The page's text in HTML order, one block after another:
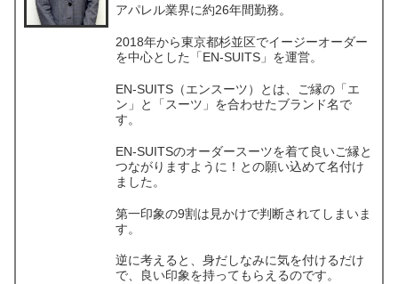
アパレル業界に約26年間勤務。
2018年から東京都杉並区でイージーオーダー
を中心とした「EN-SUITS」を運営。
EN-SUITS（エンスーツ）とは、ご縁の「エ
ン」と「スーツ」を合わせたブランド名で
す。
EN-SUITSのオーダースーツを着て良いご縁と
つながりますように！との願い込めて名付け
ました。
第一印象の9割は見かけで判断されてしまいま
す。
逆に考えると、身だしなみに気を付けるだけ
で、良い印象を持ってもらえるのです。